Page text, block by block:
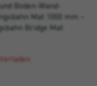
Boden-Wand-
Mat 1000 mm –
Bridge Mat.